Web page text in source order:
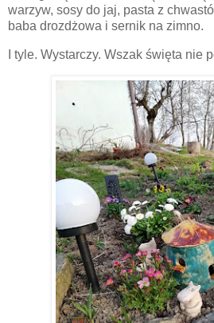
warzyw, sosy do jaj, pasta z
baba drozdżowa i sernik na zimno.
I tyle. Wystarczy. Wszak święta nie